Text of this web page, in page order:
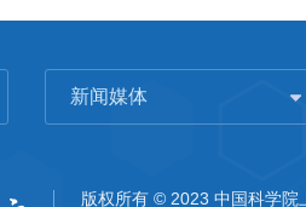
新闻媒体
版权所有 © 2023 中国科学院